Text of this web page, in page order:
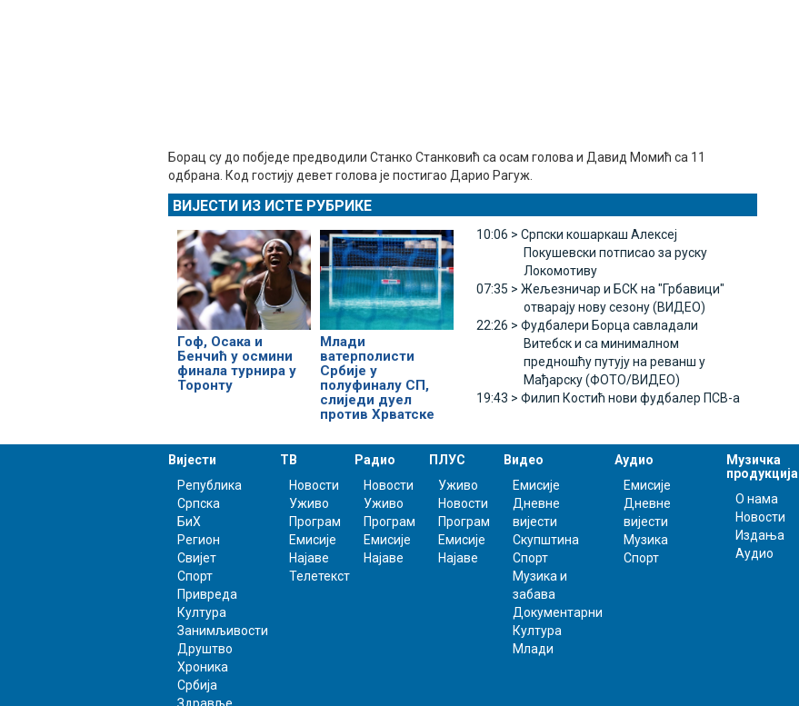
Борац су до побједе предводили Станко Станковић са осам голова и Давид Момић са 11
одбрана. Код гостију девет голова је постигао Дарио Рагуж.
ВИЈЕСТИ ИЗ ИСТЕ РУБРИКЕ
Гоф, Осака и
Бенчић у осмини
финала турнира у
Торонту
Млади
ватерполисти
Србије у
полуфиналу СП,
слиједи дуел
против Хрватске
10:06 > Српски кошаркаш Алексеј
Покушевски потписао за руску
Локомотиву
07:35 > Жељезничар и БСК на "Грбавици"
отварају нову сезону (ВИДЕО)
22:26 > Фудбалери Борца савладали
Витебск и са минималном
предношћу путују на реванш у
Мађарску (ФОТО/ВИДЕО)
19:43 > Филип Костић нови фудбалер ПСВ-а
Вијести
Република
Српска
БиХ
Регион
Свијет
Спорт
Привреда
Култура
Занимљивости
Друштво
Хроника
Србија
ТВ
Новости
Уживо
Програм
Емисије
Најаве
Телетекст
Радио
Новости
Уживо
Програм
Емисије
Најаве
ПЛУС
Уживо
Новости
Програм
Емисије
Најаве
Видео
Емисије
Дневне
вијести
Скупштина
Спорт
Музика и
забава
Документарни
Култура
Млади
Аудио
Емисије
Дневне
вијести
Музика
Спорт
Музичка
продукција
О нама
Новости
Издања
Аудио